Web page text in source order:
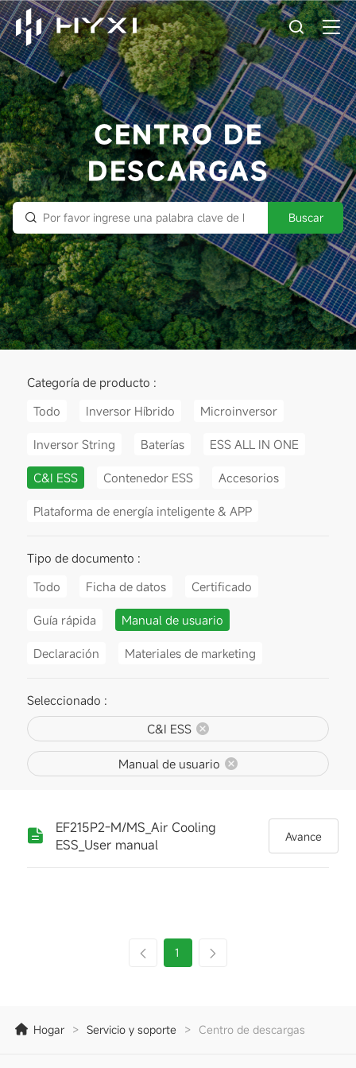
CENTRO DE
DESCARGAS
Buscar
Categoría de producto :
Todo
Inversor Híbrido Microinversor
Inversor String Baterías ESS ALL IN ONE
C&I ESS Contenedor ESS Accesorios
Plataforma de energía inteligente & APP
Tipo de documento :
Todo
Ficha de datos Certificado
Guía rápida Manual de usuario
Declaración Materiales de marketing
Seleccionado :
C&I ESS
Manual de usuario
EF215P2-M/MS_Air Cooling
ESS_User manual
Avance
1
Hogar > Servicio y soporte > Centro de descargas